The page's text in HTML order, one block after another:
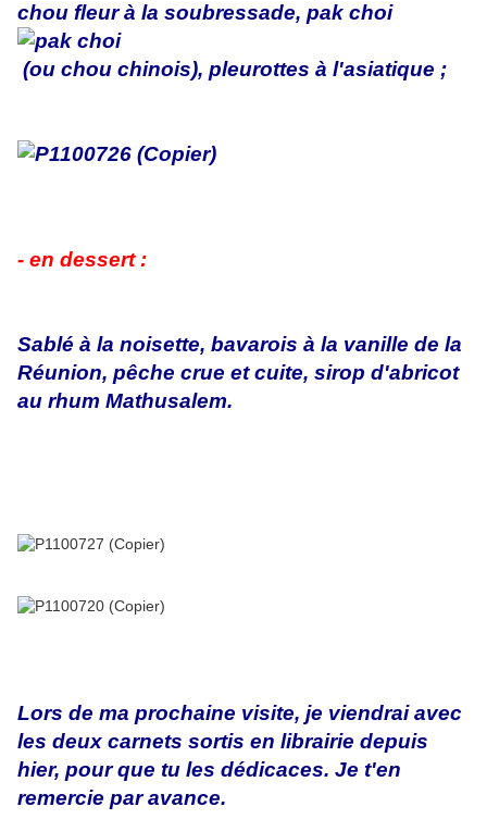
chou fleur à la soubressade, pak choi
(ou chou chinois), pleurottes à l'asiatique ;
- en dessert :
Sablé à la noisette, bavarois à la vanille de la
Réunion, pêche crue et cuite, sirop d'abricot
au rhum Mathusalem.
Lors de ma prochaine visite, je viendrai avec
les deux carnets sortis en librairie depuis
hier, pour que tu les dédicaces. Je t'en
remercie par avance.